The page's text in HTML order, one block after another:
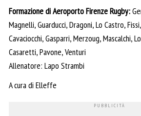
Formazione di Aeroporto Firenze Rugby:
Magnelli, Guarducci, Dragoni, Lo Castro,
Cavaciocchi, Gasparri, Merzoug, Mascalchi,
Casaretti, Pavone, Venturi
Allenatore: Lapo Strambi
A cura di Elleffe